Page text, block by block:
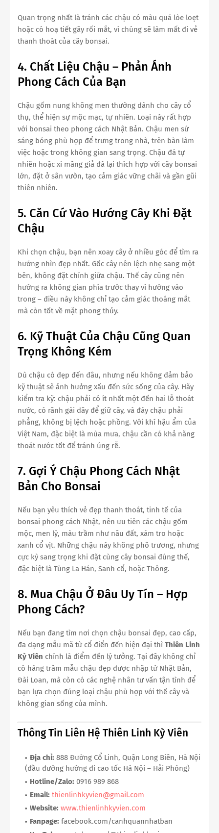
Quan trọng nhất là tránh các chậu có màu quá lòe loẹt
hoặc có hoạ tiết gây rối mắt, vì chúng sẽ làm mất đi vẻ
thanh thoát của cây bonsai.
4. Chất Liệu Chậu – Phản Ánh
Phong Cách Của Bạn
Chậu gốm nung không men thường dành cho cây cổ
thụ, thể hiện sự mộc mạc, tự nhiên. Loại này rất hợp
với bonsai theo phong cách Nhật Bản. Chậu men sứ
sáng bóng phù hợp để trưng trong nhà, trên bàn làm
việc hoặc trong không gian sang trọng. Chậu đá tự
nhiên hoặc xi măng giả đá lại thích hợp với cây bonsai
lớn, đặt ở sân vườn, tạo cảm giác vững chãi và gần gũi
thiên nhiên.
5. Căn Cứ Vào Hướng Cây Khi Đặt
Chậu
Khi chọn chậu, bạn nên xoay cây ở nhiều góc để tìm ra
hướng nhìn đẹp nhất. Gốc cây nên lệch nhẹ sang một
bên, không đặt chính giữa chậu. Thế cây cũng nên
hướng ra không gian phía trước thay vì hướng vào
trong – điều này không chỉ tạo cảm giác thoáng mắt
mà còn tốt về mặt phong thủy.
6. Kỹ Thuật Của Chậu Cũng Quan
Trọng Không Kém
Dù chậu có đẹp đến đâu, nhưng nếu không đảm bảo
kỹ thuật sẽ ảnh hưởng xấu đến sức sống của cây. Hãy
kiểm tra kỹ: chậu phải có ít nhất một đến hai lỗ thoát
nước, có rãnh gài dây để giữ cây, và đáy chậu phải
phẳng, không bị lệch hoặc phồng. Với khí hậu ẩm của
Việt Nam, đặc biệt là mùa mưa, chậu cần có khả năng
thoát nước tốt để tránh úng rễ.
7. Gợi Ý Chậu Phong Cách Nhật
Bản Cho Bonsai
Nếu bạn yêu thích vẻ đẹp thanh thoát, tinh tế của
bonsai phong cách Nhật, nên ưu tiên các chậu gốm
mộc, men lỳ, màu trầm như nâu đất, xám tro hoặc
xanh cổ vịt. Những chậu này không phô trương, nhưng
cực kỳ sang trọng khi đặt cùng cây bonsai đúng thế,
đặc biệt là Tùng La Hán, Sanh cổ, hoặc Thông.
8. Mua Chậu Ở Đâu Uy Tín – Hợp
Phong Cách?
Nếu bạn đang tìm nơi chọn chậu bonsai đẹp, cao cấp,
đa dạng mẫu mã từ cổ điển đến hiện đại thì Thiên Linh
Kỳ Viên chính là điểm đến lý tưởng. Tại đây không chỉ
có hàng trăm mẫu chậu đẹp được nhập từ Nhật Bản,
Đài Loan, mà còn có các nghệ nhân tư vấn tận tình để
bạn lựa chọn đúng loại chậu phù hợp với thế cây và
không gian sống của mình.
Thông Tin Liên Hệ Thiên Linh Kỳ Viên
Địa chỉ: 888 Đường Cổ Linh, Quận Long Biên, Hà Nội
(đầu đường hướng đi cao tốc Hà Nội – Hải Phòng)
Hotline/Zalo: 0916 989 868
Email: thienlinhkyvien@gmail.com
Website: www.thienlinhkyvien.com
Fanpage: facebook.com/canhquannhatban